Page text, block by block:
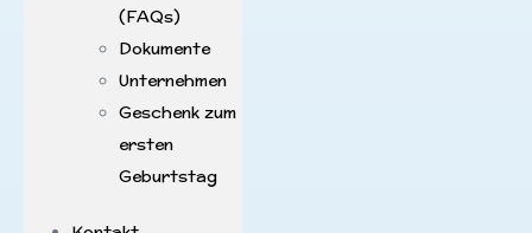
(FAQs)
Dokumente
Unternehmen
Geschenk zum
ersten
Geburtstag